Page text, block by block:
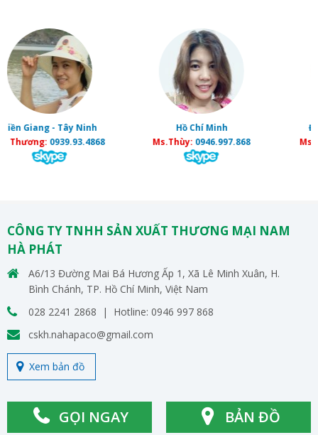
Ninh
Ms.Thùy:
0946.997.868
Đà Nẵng - Hải
Ms Nguyệt:
CÔNG TY TNHH SẢN XUẤT THƯƠNG MẠI NAM
HÀ PHÁT
A6/13 Đường Mai Bá Hương Ấp 1, Xã Lê Minh Xuân, H.
Bình Chánh, TP. Hồ Chí Minh, Việt Nam
028 2241 2868 | Hotline: 0946 997 868
cskh.nahapaco@gmail.com
Xem bản đồ
GỌI NGAY BẢN ĐỒ